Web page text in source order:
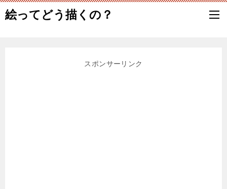
絵ってどう描くの？
スポンサーリンク